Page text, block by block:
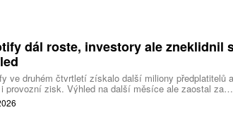
dál roste, investory ale zneklidnil
ve druhém čtvrtletí získalo další miliony předplatitelů
provozní zisk. Výhled na další měsíce ale zaostal za
a ukázal, že další růst bude vyžadovat vyšší
nové služby a umělou inteligenci.